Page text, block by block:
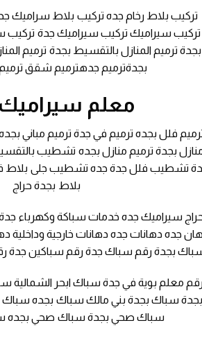
تركيب بلاط رخام جده تركيب بلاط سراميك
تركيب سيراميك تركيب سيراميك جدة تركيب
بجدة ترميم المنازل بالتقسيط بجدة ترميم
بجدةترميم جدهترميم شقق
معلم
فلل بجده ترميم في جدة ترميم مباني
بجدة ترميم منازل بجده تشطيب
تشطيب فلل جدة جده تشطيب جلى بلاط
بلاط بجدة حراج
سيراميك جده خدمات سباكة وكهرباء
جده دهانات جده دهانات خارجية وداخلية
بجدة رقم سباك جدة رقم سباكين جدة
معلم بوية في جدة سباك ابحر الشمالية
بجدة سباك بجدة بني مالك سباك بجده
سباك صحي بجدة سباك صحي بجده